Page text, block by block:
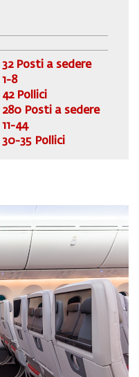
32 Posti a sedere
1-8
42 Pollici
280 Posti a sedere
11-44
30-35 Pollici